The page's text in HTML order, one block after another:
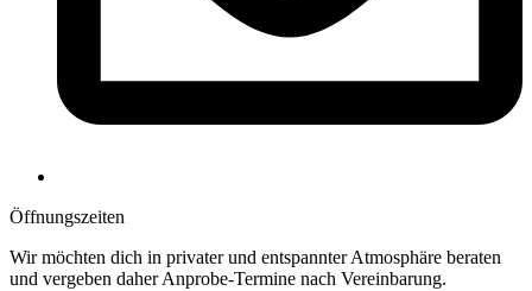
Öffnungs­zeiten
Wir möchten dich in privater und entspannter Atmosphäre beraten
und vergeben daher Anprobe-Termine nach Vereinbarung.